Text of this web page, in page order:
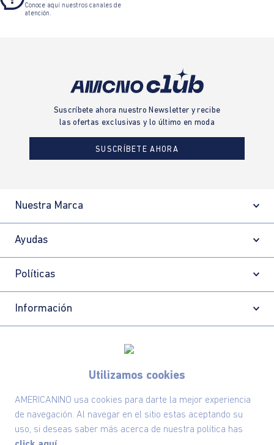
Utilizamos cookies
AMERICANINO usa cookies para darte la mejor experiencia
de navegación. Al navegar en el sitio estas aceptando su
uso, si deseas saber más acerca de nuestra política has
Conoce aquí nuestros canales de
atención.
Suscríbete ahora nuestro Newsletter y recibe
las ofertas exclusivas y lo último en moda
SUSCRÍBETE AHORA
Nuestra Marca
Ayudas
Políticas
Información